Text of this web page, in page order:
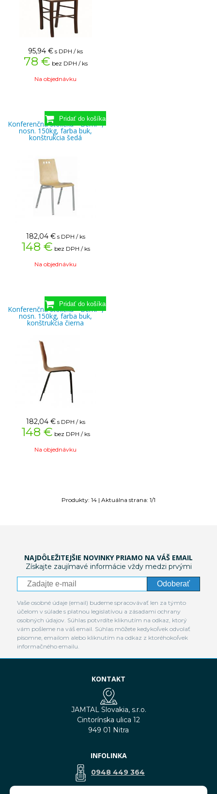
95,94 € s DPH / ks
78 € bez DPH / ks
Na objednávku
Konferenčná stolička " Berni ",
nosn. 150kg, farba buk,
konštrukcia šedá
182,04 € s DPH / ks
148 € bez DPH / ks
Na objednávku
Konferenčná stolička " Berni ",
nosn. 150kg, farba buk,
konštrukcia čierna
182,04 € s DPH / ks
148 € bez DPH / ks
Na objednávku
Produkty: 14 | Aktuálna strana: 1/1
NAJDÔLEŽITEJŠIE NOVINKY PRIAMO NA VÁŠ EMAIL
Získajte zaujímavé informácie vždy medzi prvými
Odoberať
Vaše osobné údaje (email) budeme spracovávať len za týmto
účelom v súlade s platnou legislatívou a zásadami ochrany
osobných údajov. Súhlas potvrdíte kliknutím na odkaz, ktorý
vám pošleme na váš email. Súhlas môžete kedykoľvek odvolať
písomne, emailom alebo kliknutím na odkaz z ktoréhokoľvek
informačného emailu.
KONTAKT
JAMTAL Slovakia, s.r.o.
Cintorínska ulica 12
949 01 Nitra
INFOLINKA
0948 449 364